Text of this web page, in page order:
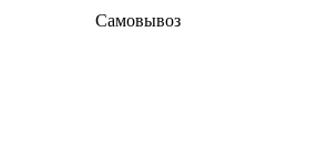
Самовывоз